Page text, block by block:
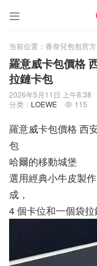

当前位置： 香奈兒包包官
羅意威卡包價格
拉鏈卡包
2026年5月11日 上午8:38
分类： LOEWE  115
羅意威卡包價格 西
包
哈爾的移動城堡
選用經典小牛皮製
成，
4 個卡位和一個袋